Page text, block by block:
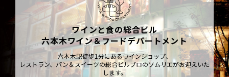
ワインと食の総合ビル
六本木ワイン＆フードデパートメント
六本木駅徒歩1分にあるワインショップ、
レストラン、パン＆スイーツの総合ビルプロのソムリエがお迎えいた
します。